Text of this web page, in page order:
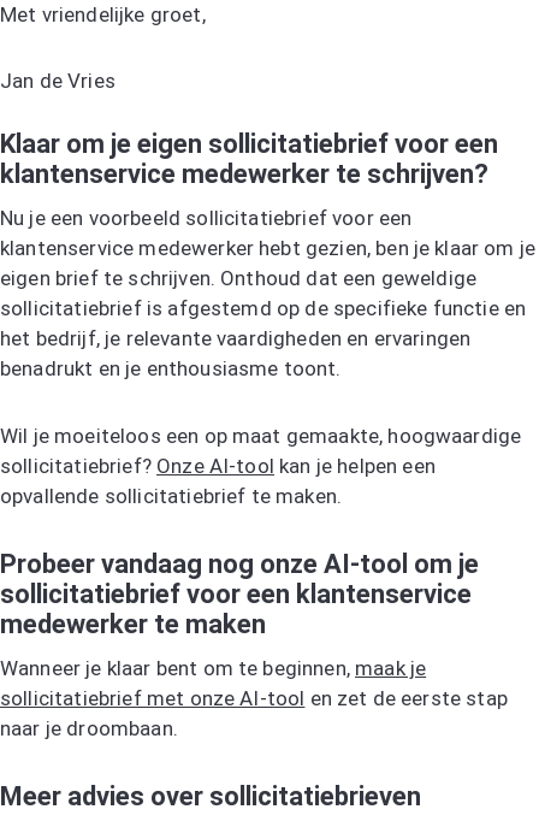
Met vriendelijke groet,
Jan de Vries
Klaar om je eigen sollicitatiebrief voor een
klantenservice medewerker te schrijven?
Nu je een voorbeeld sollicitatiebrief voor een
klantenservice medewerker hebt gezien, ben je klaar om je
eigen brief te schrijven. Onthoud dat een geweldige
sollicitatiebrief is afgestemd op de specifieke functie en
het bedrijf, je relevante vaardigheden en ervaringen
benadrukt en je enthousiasme toont.
Wil je moeiteloos een op maat gemaakte, hoogwaardige
sollicitatiebrief? Onze AI-tool kan je helpen een
opvallende sollicitatiebrief te maken.
Probeer vandaag nog onze AI-tool om je
sollicitatiebrief voor een klantenservice
medewerker te maken
Wanneer je klaar bent om te beginnen, maak je
sollicitatiebrief met onze AI-tool en zet de eerste stap
naar je droombaan.
Meer advies over sollicitatiebrieven